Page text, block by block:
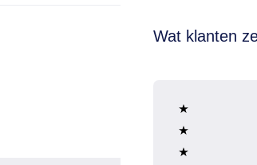
Wat klanten